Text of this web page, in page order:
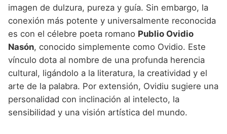
Nombres de niño que empiezan por X
Nombres de niño que empiezan por Y
Nombres de niño que empiezan por Z
imagen de dulzura, pureza y guía. Sin embargo, la
conexión más potente y universalmente reconocida
es con el célebre poeta romano Publio Ovidio
Nasón, conocido simplemente como Ovidio. Este
vínculo dota al nombre de una profunda herencia
cultural, ligándolo a la literatura, la creatividad y el
arte de la palabra. Por extensión, Ovidiu sugiere una
personalidad con inclinación al intelecto, la
sensibilidad y una visión artística del mundo.